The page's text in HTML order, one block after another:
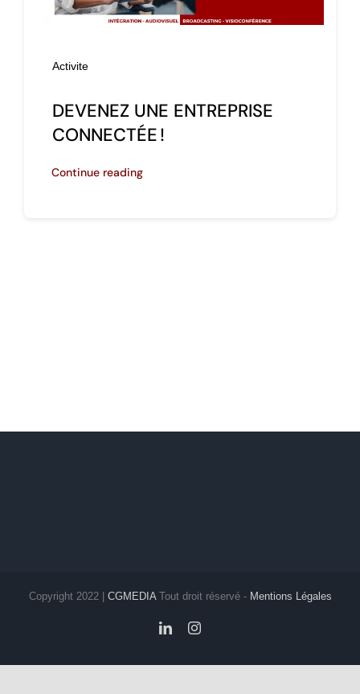
Activite
DEVENEZ UNE ENTREPRISE
CONNECTÉE !
Continue reading
Copyright 2022 | CGMEDIATout droit réservé - Mentions Légales
LinkedInInstagram